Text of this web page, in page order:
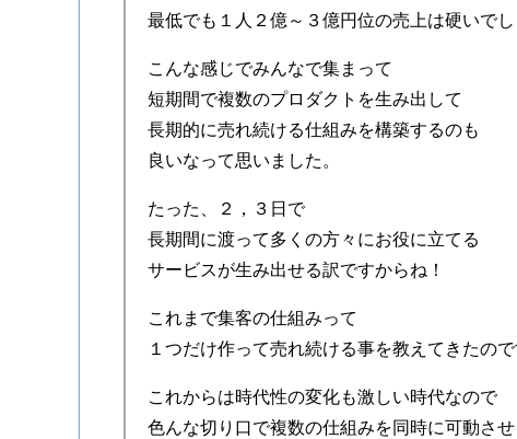
最低でも１人２億～３億円位の売上は硬いでし
こんな感じでみんなで集まって
短期間で複数のプロダクトを生み出して
長期的に売れ続ける仕組みを構築するのも
良いなって思いました。
たった、２，３日で
長期間に渡って多くの方々にお役に立てる
サービスが生み出せる訳ですからね！
これまで集客の仕組みって
１つだけ作って売れ続ける事を教えてきたので
これからは時代性の変化も激しい時代なので
色んな切り口で複数の仕組みを同時に可動さ